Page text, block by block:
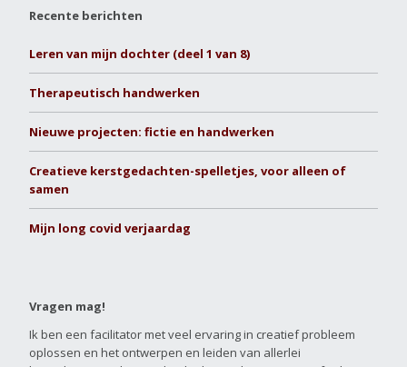
Recente berichten
Leren van mijn dochter (deel 1 van 8)
Therapeutisch handwerken
Nieuwe projecten: fictie en handwerken
Creatieve kerstgedachten-spelletjes, voor alleen of
samen
Mijn long covid verjaardag
Vragen mag!
Ik ben een facilitator met veel ervaring in creatief probleem
oplossen en het ontwerpen en leiden van allerlei